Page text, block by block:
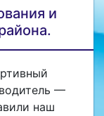
и
—
наш